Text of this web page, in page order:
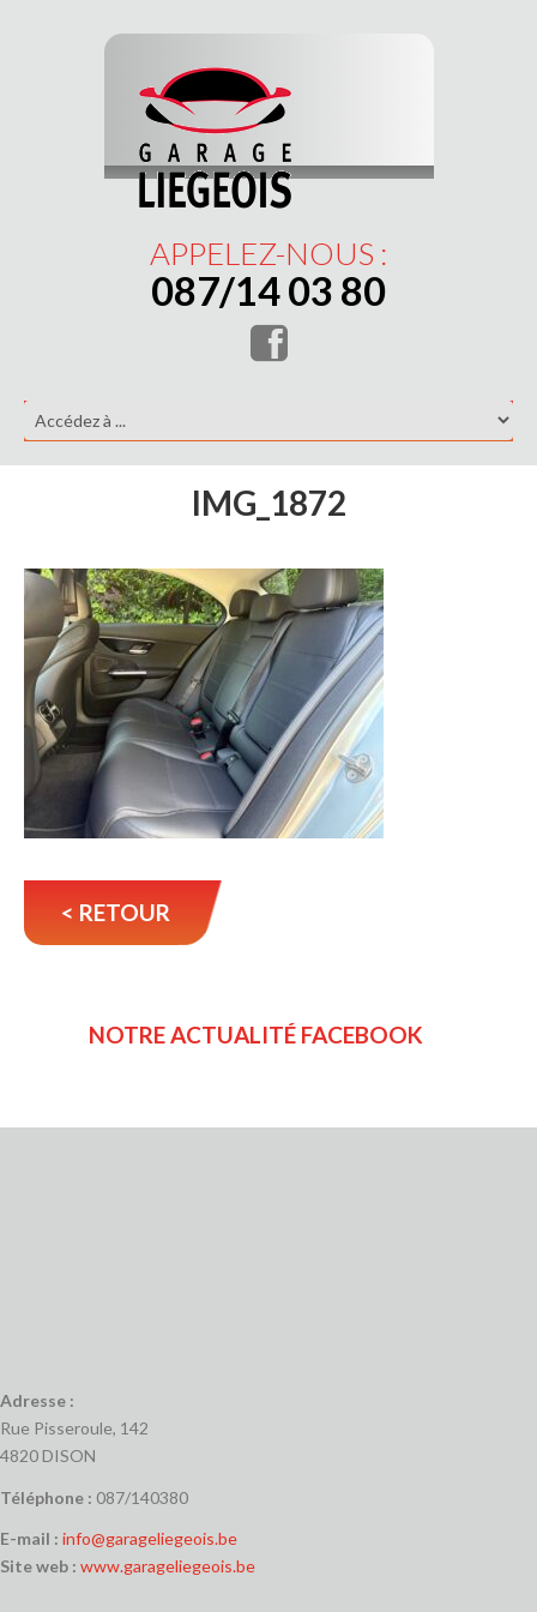
APPELEZ-NOUS :
087/14 03 80
IMG_1872
< RETOUR
NOTRE ACTUALITÉ FACEBOOK
Adresse :
Rue Pisseroule, 142
4820 DISON
Téléphone : 087/140380
E-mail : info@garageliegeois.be
Site web : www.garageliegeois.be